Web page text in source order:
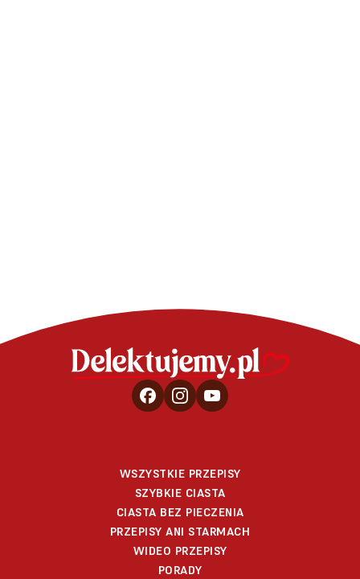
WSZYSTKIE PRZEPISY
SZYBKIE CIASTA
CIASTA BEZ PIECZENIA
PRZEPISY ANI STARMACH
WIDEO PRZEPISY
PORADY